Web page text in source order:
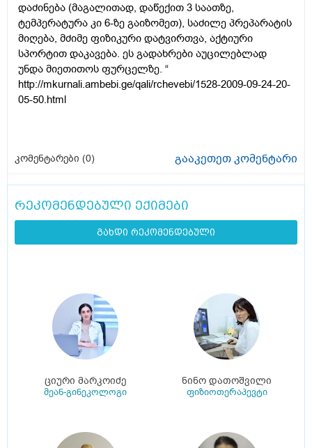
დაძინება (მაგალითად, დაწექით 3 საათზე,
ტემპერატურა კი 6-ზე გაიზომეთ), საძილე პრეპარატის
მიღება, მძიმე ფიზიკური დატვირთვა, აქტიური
სპორტით დაკავება. ეს გადახრები აუცილებლად
უნდა მიეთითოს ფურცელზე. “
http://mkurnali.ambebi.ge/qali/rchevebi/1528-2009-09-24-20-
05-50.html
კომენტარები (0) გააკეთეთ კომენტარი
რეკომენდებული ექიმები
გახდი რეკომენდებული
ციური მარკოიძე
მეან-გინეკოლოგი
ნინო დათოშვილი
ფიზიოთერაპევტი